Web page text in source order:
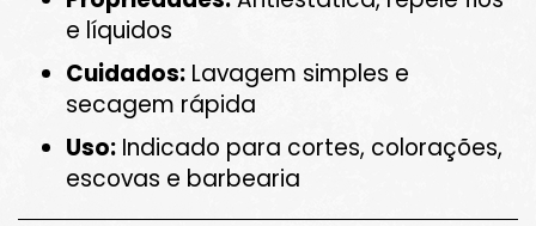
e líquidos
Cuidados: Lavagem simples e
secagem rápida
Uso: Indicado para cortes, colorações,
escovas e barbearia